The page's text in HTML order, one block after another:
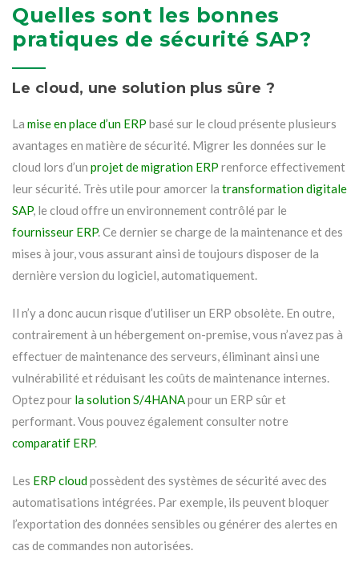
Quelles sont les bonnes
pratiques de sécurité SAP?
Le cloud, une solution plus sûre ?
La mise en place d’un ERP basé sur le cloud présente plusieurs
avantages en matière de sécurité. Migrer les données sur le
cloud lors d’un projet de migration ERP renforce effectivement
leur sécurité. Très utile pour amorcer la transformation digitale
SAP, le cloud offre un environnement contrôlé par le
fournisseur ERP. Ce dernier se charge de la maintenance et des
mises à jour, vous assurant ainsi de toujours disposer de la
dernière version du logiciel, automatiquement.
Il n’y a donc aucun risque d’utiliser un ERP obsolète. En outre,
contrairement à un hébergement on-premise, vous n’avez pas à
effectuer de maintenance des serveurs, éliminant ainsi une
vulnérabilité et réduisant les coûts de maintenance internes.
Optez pour la solution S/4HANApour un ERP sûr et
performant. Vous pouvez également consulter notre
comparatif ERP.
Les ERP cloudpossèdent des systèmes de sécurité avec des
automatisations intégrées. Par exemple, ils peuvent bloquer
l’exportation des données sensibles ou générer des alertes en
cas de commandes non autorisées.